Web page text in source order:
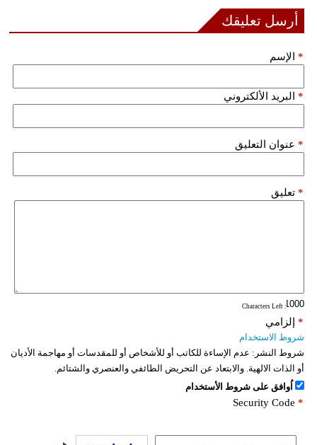
أرسل تعليقك
الإسم *
البريد الألكتروني *
عنوان التعليق *
تعليق *
: Characters Left
إلزامي *
شروط الاستخدام
شروط النشر: عدم الإساءة للكاتب أو للأشخاص أو للمقدسات أو مهاجمة الأديان
أو الذات الالهية. والابتعاد عن التحريض الطائفي والعنصري والشتائم.
اُوافق على شروط الأستخدام
Security Code *